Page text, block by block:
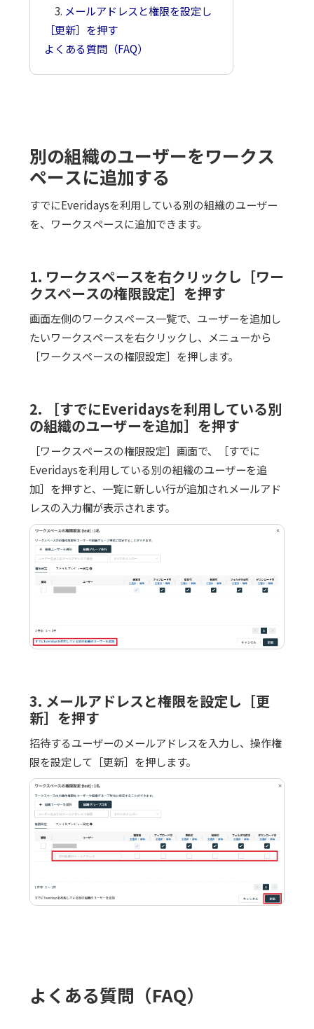
3. メールアドレスと権限を設定し
［更新］を押す
よくある質問（FAQ）
別の組織のユーザーをワークス
ペースに追加する
すでにEveridaysを利用している別の組織のユーザー
を、ワークスペースに追加できます。
1. ワークスペースを右クリックし［ワー
クスペースの権限設定］を押す
画面左側のワークスペース一覧で、ユーザーを追加し
たいワークスペースを右クリックし、メニューから
［ワークスペースの権限設定］を押します。
2. ［すでにEveridaysを利用している別
の組織のユーザーを追加］を押す
［ワークスペースの権限設定］画面で、［すでに
Everidaysを利用している別の組織のユーザーを追
加］を押すと、一覧に新しい行が追加されメールアド
レスの入力欄が表示されます。
3. メールアドレスと権限を設定し［更
新］を押す
招待するユーザーのメールアドレスを入力し、操作権
限を設定して［更新］を押します。
よくある質問（FAQ）